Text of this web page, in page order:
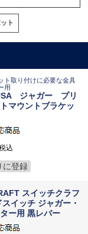
ト
ト取り付けに必要な金具
用
ジャガー プリ
マウントブラケッ
込
に登録
スイッチクラフ
スイッチ ジャガー・
ー用 黒レバー